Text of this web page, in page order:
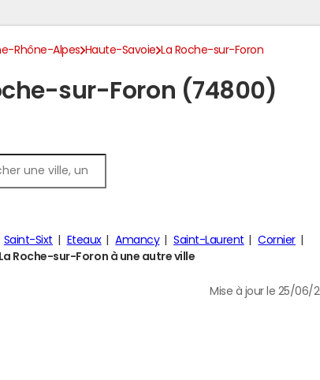
Rhône-Alpes Haute-Savoie La Roche-sur-Foron
sur-Foron (74800)
Saint-Sixt Eteaux Amancy Saint-Laurent
Cornier
Roche-sur-Foron à une autre ville
Mise à jour le 25/06/